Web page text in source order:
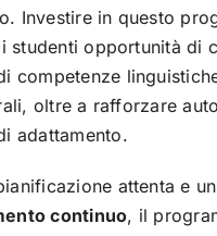
Investire in questo
studenti opportunità di
competenze
oltre a rafforzare
adattamento.
attenta e
continuo, il